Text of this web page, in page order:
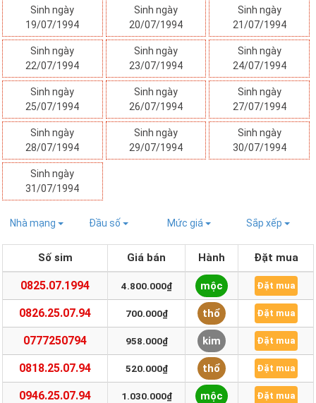
Sinh ngày
19/07/1994
Sinh ngày
20/07/1994
Sinh ngày
21/07/1994
Sinh ngày
22/07/1994
Sinh ngày
23/07/1994
Sinh ngày
24/07/1994
Sinh ngày
25/07/1994
Sinh ngày
26/07/1994
Sinh ngày
27/07/1994
Sinh ngày
28/07/1994
Sinh ngày
29/07/1994
Sinh ngày
30/07/1994
Sinh ngày
31/07/1994
Nhà mạng Đầu số Mức giá Sắp xếp
Số sim Giá bán Hành Đặt mua
0825.07.1994 4.800.000₫ mộc Đặt mua
0826.25.07.94 700.000₫ thổ Đặt mua
0777250794 958.000₫ kim Đặt mua
0818.25.07.94 520.000₫ thổ Đặt mua
0946.25.07.94 1.030.000₫ mộc Đặt mua